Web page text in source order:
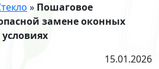
» Пошаговое
замене оконных
15.01.2026